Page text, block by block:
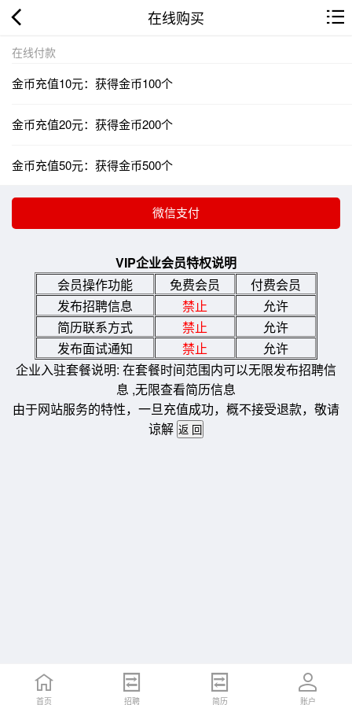
在线购买
在线付款
金币充值10元：获得金币100个
金币充值20元：获得金币200个
金币充值50元：获得金币500个
VIP企业会员特权说明
会员操作功能
免费会员
付费会员
发布招聘信息
禁止
允许
简历联系方式
禁止
允许
发布面试通知
禁止
允许
企业入驻套餐说明: 在套餐时间范围内可以无限发布招聘信
息 ,无限查看简历信息
由于网站服务的特性，一旦充值成功，概不接受退款，敬请
谅解
首页 招聘 简历 账户